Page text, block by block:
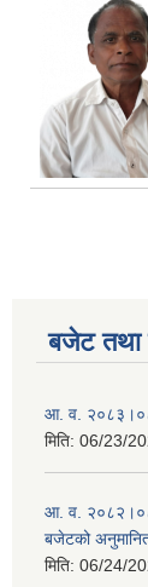
बजेट तथा
आ. व.
मिति: 06/23/
आ. व.
बजेटको
मिति: 06/24/